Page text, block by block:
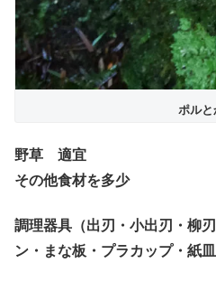
ポルと
野草 適宜
その他食材を多少
調理器具（出刃・小出刃・柳
ン・まな板・プラカップ・紙